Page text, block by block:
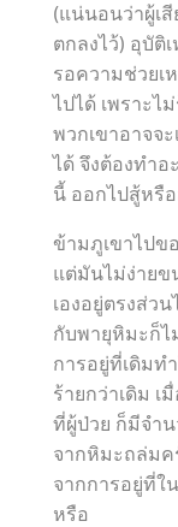
(แน่นอนว่าผู้เ
ตกลงไว้) อุบัติ
รอความช่วยเ
ไปได้ เพราะไ
พวกเขาอาจจ
ได้ จึงต้องทำ
นี้ ออกไปสู้หรื
ข้ามภูเขาไปข
แต่มันไม่ง่ายข
เองอยู่ตรงส่ว
กับพายุหิมะก็ไ
การอยู่ที่เดิมท
ร้ายกว่าเดิม
ที่ผู้ป่วย ก็มีจำน
จากหิมะถล่มค
จากการอยู่ที่ใ
หรือ